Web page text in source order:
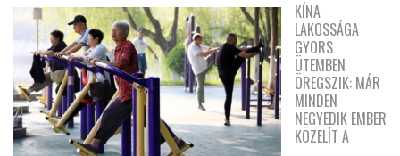
KÍNA
LAKOSSÁGA
GYORS
ÜTEMBEN
ÖREGSZIK: MÁR
MINDEN
NEGYEDIK EMBER
KÖZELÍT A